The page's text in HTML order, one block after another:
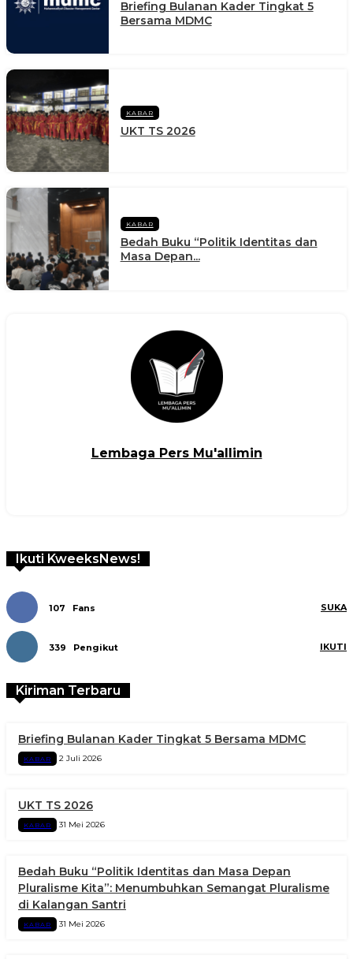
Briefing Bulanan Kader Tingkat 5
Bersama MDMC
KABAR
UKT TS 2026
KABAR
Bedah Buku “Politik Identitas dan
Masa Depan...
Lembaga Pers Mu'allimin
Ikuti KweeksNews!
107 Fans SUKA
339 Pengikut IKUTI
Kiriman Terbaru
Briefing Bulanan Kader Tingkat 5 Bersama MDMC
KABAR 2 Juli 2026
UKT TS 2026
KABAR 31 Mei 2026
Bedah Buku “Politik Identitas dan Masa Depan
Pluralisme Kita”: Menumbuhkan Semangat Pluralisme
di Kalangan Santri
KABAR 31 Mei 2026